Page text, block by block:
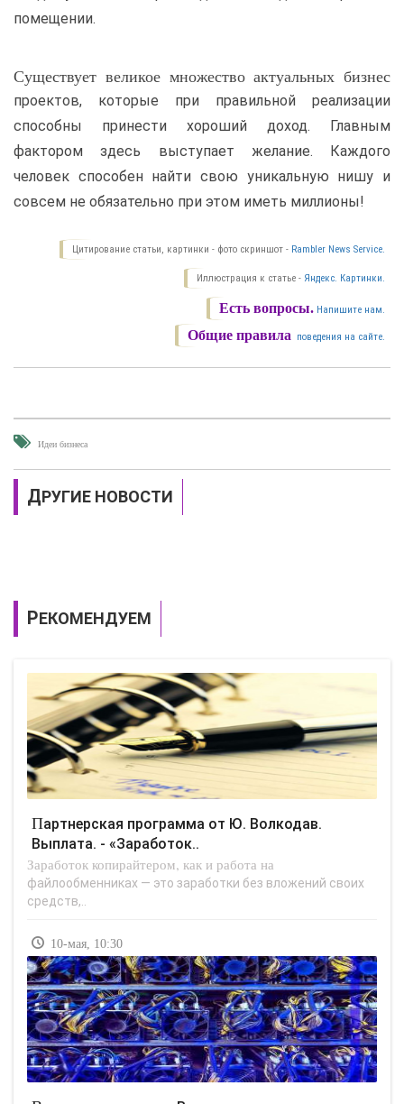
помещении.
Существует великое множество актуальных бизнес
проектов, которые при правильной реализации
способны принести хороший доход. Главным
фактором здесь выступает желание. Каждого
человек способен найти свою уникальную нишу и
совсем не обязательно при этом иметь миллионы!
Цитирование статьи, картинки - фото скриншот - Rambler News Service.
Иллюстрация к статье - Яндекс. Картинки.
Есть вопросы. Напишите нам.
Общие правила поведения на сайте.
Идеи бизнеса
ДРУГИЕ НОВОСТИ
РЕКОМЕНДУЕМ
Партнерская программа от Ю. Волкодав.
Выплата. - «Заработок..
Заработок копирайтером, как и работа на
файлообменниках — это заработки без вложений своих
средств,..
10-мая, 10:30